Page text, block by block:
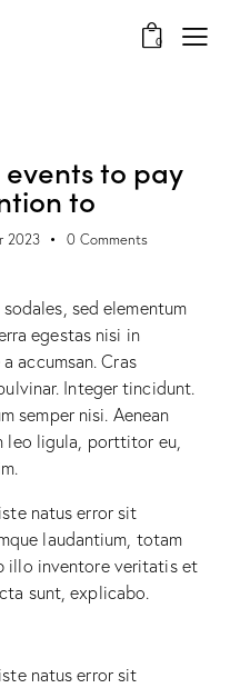
0
to pay
to
2023 0 Comments
sed elementum
egestas nisi in
accumsan. Cras
Integer tincidunt.
semper nisi. Aenean
leo ligula, porttitor eu,
natus error sit
laudantium, totam
illo inventore veritatis et
sunt, explicabo.
natus error sit